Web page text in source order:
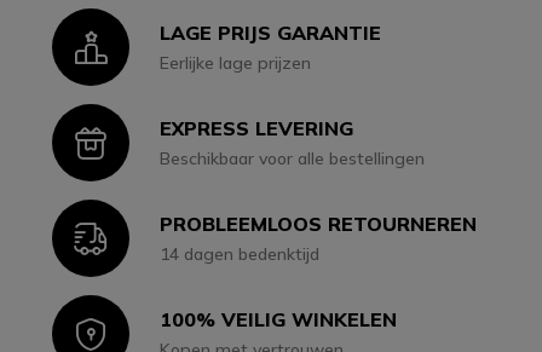
IconLAGE PRIJS GARANTIE
Eerlijke lage prijzen
IconEXPRESS LEVERING
Beschikbaar voor alle bestellingen
IconPROBLEEMLOOS RETOURNEREN
14 dagen bedenktijd
Icon100% VEILIG WINKELEN